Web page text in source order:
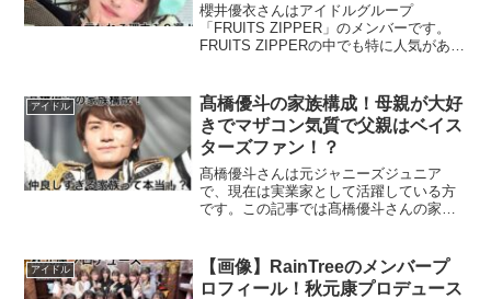
櫻井優衣さんはアイドルグループ
「FRUITS ZIPPER」のメンバーです。
FRUITS ZIPPERの中でも特に人気があ
性格が悪いと言われる理由を調べてまと
めました。...
アイドル
髙橋優斗の家族構成！母親が大好
きでマザコン気質で父親はベイス
ターズファン！？
髙橋優斗さんは元ジャニーズジュニア
で、現在は実業家として活躍している方
です。この記事では髙橋優斗さんの家族
は以下の通りです。父親：横浜DeNAベイ
スターズのファン母親：...
アイドル
【画像】RainTreeのメンバープ
ロフィール！秋元康プロデュース